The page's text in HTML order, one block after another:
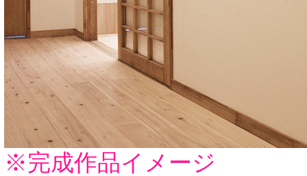
※完成作品イメージ